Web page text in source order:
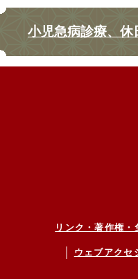
小児急病診療、休
リンク・著作権・
ウェブアクセ